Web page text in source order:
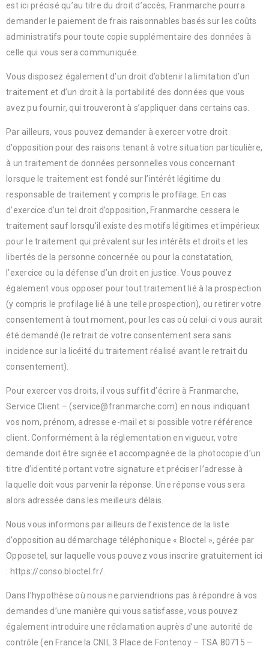
est ici précisé qu’au titre du droit d’accès, Franmarche pourra
demander le paiement de frais raisonnables basés sur les coûts
administratifs pour toute copie supplémentaire des données à
celle qui vous sera communiquée.
Vous disposez également d’un droit d’obtenir la limitation d’un
traitement et d’un droit à la portabilité des données que vous
avez pu fournir, qui trouveront à s’appliquer dans certains cas.
Par ailleurs, vous pouvez demander à exercer votre droit
d’opposition pour des raisons tenant à votre situation particulière,
à un traitement de données personnelles vous concernant
lorsque le traitement est fondé sur l’intérêt légitime du
responsable de traitement y compris le profilage. En cas
d’exercice d’un tel droit d’opposition, Franmarche cessera le
traitement sauf lorsqu’il existe des motifs légitimes et impérieux
pour le traitement qui prévalent sur les intérêts et droits et les
libertés de la personne concernée ou pour la constatation,
l’exercice ou la défense d’un droit en justice. Vous pouvez
également vous opposer pour tout traitement lié à la prospection
(y compris le profilage lié à une telle prospection), ou retirer votre
consentement à tout moment, pour les cas où celui-ci vous aurait
été demandé (le retrait de votre consentement sera sans
incidence sur la licéité du traitement réalisé avant le retrait du
consentement).
Pour exercer vos droits, il vous suffit d’écrire à Franmarche,
Service Client – (service@franmarche.com) en nous indiquant
vos nom, prénom, adresse e-mail et si possible votre référence
client. Conformément à la réglementation en vigueur, votre
demande doit être signée et accompagnée de la photocopie d’un
titre d’identité portant votre signature et préciser l’adresse à
laquelle doit vous parvenir la réponse. Une réponse vous sera
alors adressée dans les meilleurs délais.
Nous vous informons par ailleurs de l’existence de la liste
d’opposition au démarchage téléphonique « Bloctel », gérée par
Opposetel, sur laquelle vous pouvez vous inscrire gratuitement ici
: https://conso.bloctel.fr/.
Dans l’hypothèse où nous ne parviendrions pas à répondre à vos
demandes d’une manière qui vous satisfasse, vous pouvez
également introduire une réclamation auprès d’une autorité de
contrôle (en France la CNIL 3 Place de Fontenoy – TSA 80715 –